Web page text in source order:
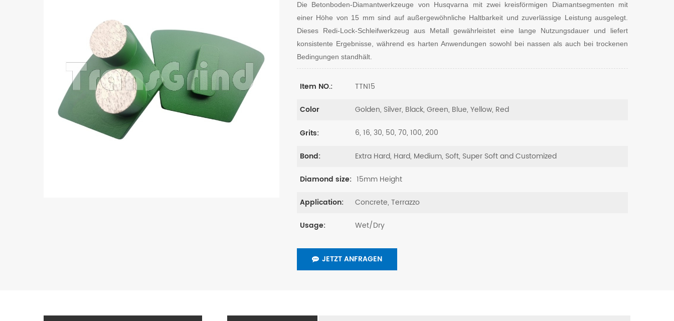
Die Betonboden-Diamantwerkzeuge von Husqvarna mit zwei kreisförmigen Diamantsegmenten mit
einer Höhe von 15 mm sind auf außergewöhnliche Haltbarkeit und zuverlässige Leistung ausgelegt.
Dieses Redi-Lock-Schleifwerkzeug aus Metall gewährleistet eine lange Nutzungsdauer und liefert
konsistente Ergebnisse, während es harten Anwendungen sowohl bei nassen als auch bei trockenen
Bedingungen standhält.
Item NO.: TTN15
Color Golden, Silver, Black, Green, Blue, Yellow, Red
Grits: 6, 16, 30, 50, 70, 100, 200
Bond: Extra Hard, Hard, Medium, Soft, Super Soft and Customized
Diamond size: 15mm Height
Application: Concrete, Terrazzo
Usage: Wet/Dry
JETZT ANFRAGEN